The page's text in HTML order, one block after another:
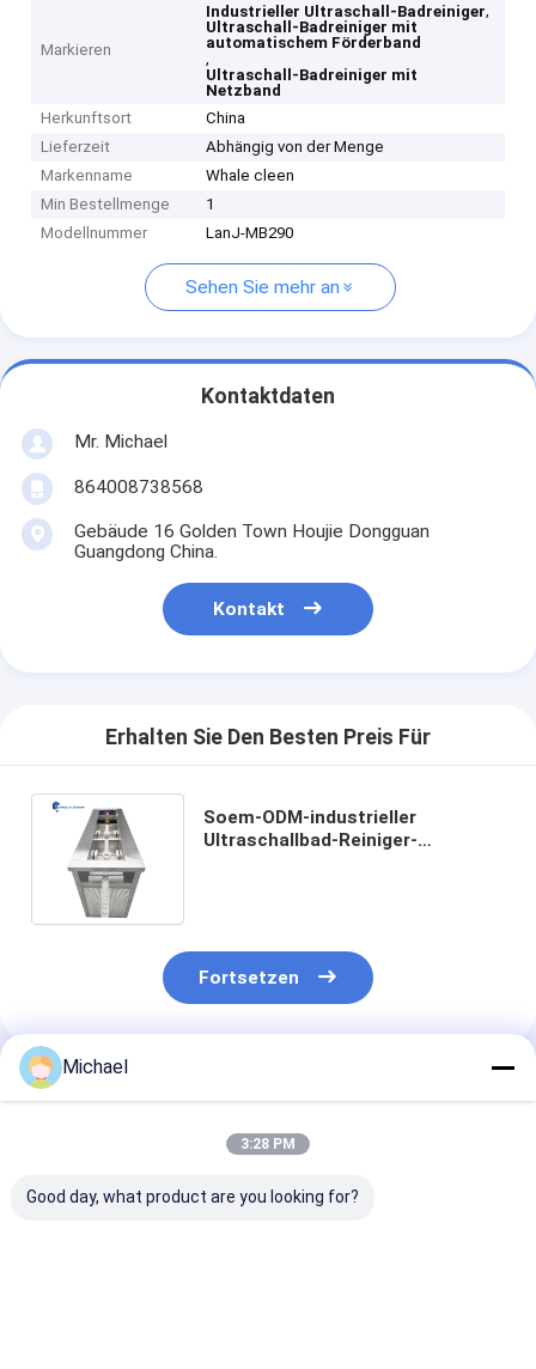
Markieren
Industrieller Ultraschall-Badreiniger,
Ultraschall-Badreiniger mit
automatischem Förderband
,
Ultraschall-Badreiniger mit
Netzband
Herkunftsort
China
Lieferzeit
Abhängig von der Menge
Markenname
Whale cleen
Min Bestellmenge
1
Modellnummer
LanJ-MB290
Sehen Sie mehr an
Kontaktdaten
Mr. Michael
864008738568
Gebäude 16 Golden Town Houjie Dongguan
Guangdong China.
Kontakt
Erhalten Sie Den Besten Preis Für
Soem-ODM-industrieller
Ultraschallbad-Reiniger-
Fortsetzen
Empfohlene Produkte
Michael
3:28 PM
Good day, what product are you looking for?